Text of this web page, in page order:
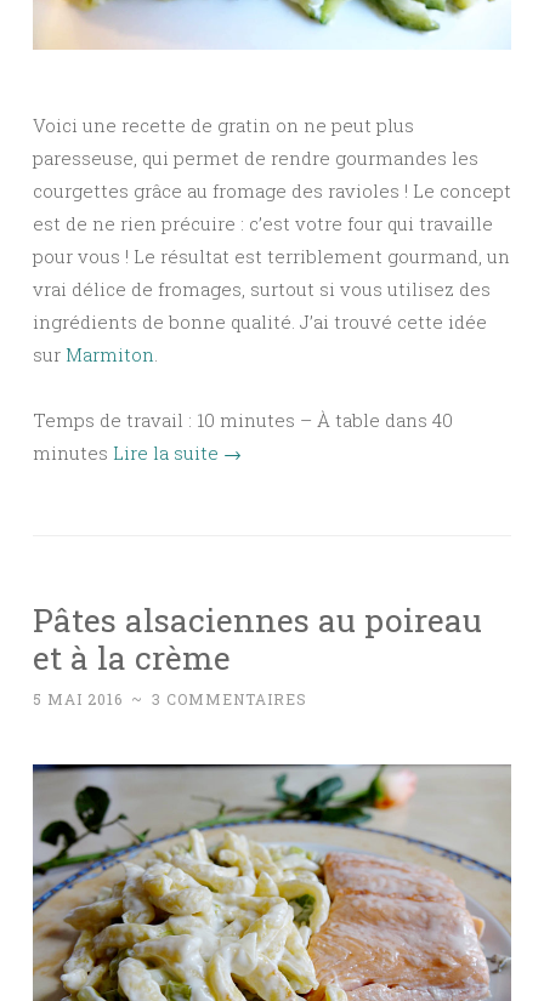
Voici une recette de gratin on ne peut plus
paresseuse, qui permet de rendre gourmandes les
courgettes grâce au fromage des ravioles ! Le concept
est de ne rien précuire : c’est votre four qui travaille
pour vous ! Le résultat est terriblement gourmand, un
vrai délice de fromages, surtout si vous utilisez des
ingrédients de bonne qualité. J’ai trouvé cette idée
sur Marmiton
Temps de travail : 10 minutes – À table dans 40
minutes Lire la suite →
Pâtes alsaciennes au poireau
et à la crème
5 MAI 2016 ~ 3 COMMENTAIRES